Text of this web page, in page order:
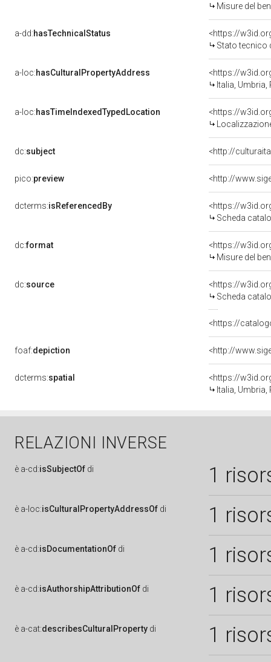
Misure del
a-dd:hasTechnicalStatus
<https://
Stato tecnico
a-loc:hasCulturalPropertyAddress
<https://
Italia, Umbria,
a-loc:hasTimeIndexedTypedLocation
<https://
dc:subject <http://
pico:preview
dcterms:isReferencedBy
<https://
Scheda
dc:format
<https://
Misure del
dc:source
<https://
Scheda
<https://
foaf:depiction
dcterms:spatial
<https://
Italia, Umbria,
RELAZIONI INVERSE
è a-cd:isSubjectOf di 1
è a-loc:isCulturalPropertyAddressOf di 1
è a-cd:isDocumentationOf di 1
è a-cd:isAuthorshipAttributionOf di 1
è a-cat:describesCulturalProperty di 1